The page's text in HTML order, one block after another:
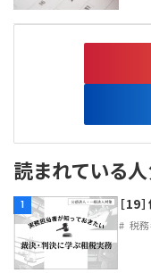
読まれている
1 ［19
税務